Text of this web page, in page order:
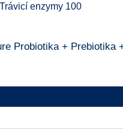
Probiotika + Prebiotika